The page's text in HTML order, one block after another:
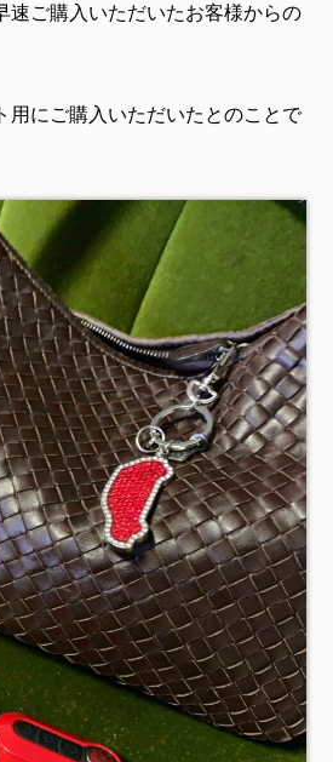
速ご購入いただいたお客様からの
用にご購入いただいたとのことで